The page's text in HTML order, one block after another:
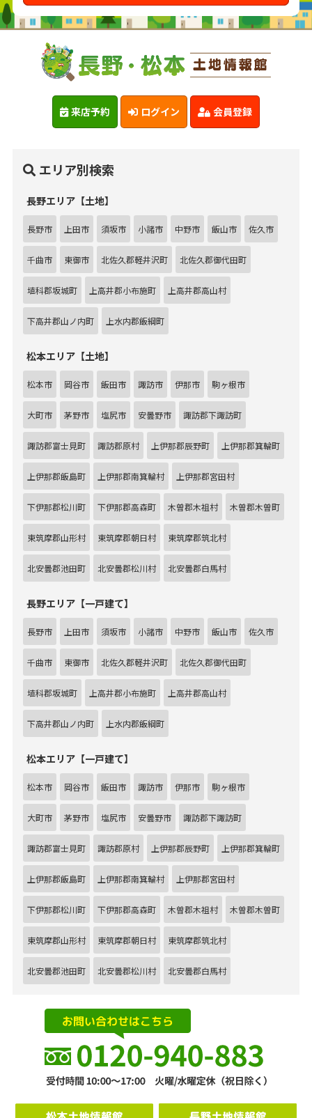
来店予約 ログイン 会員登録
エリア別検索
長野エリア【土地】
長野市 上田市 須坂市 小諸市 中野市 飯山市 佐久市
千曲市 東御市 北佐久郡軽井沢町 北佐久郡御代田町
埴科郡坂城町 上高井郡小布施町 上高井郡高山村
下高井郡山ノ内町 上水内郡飯綱町
松本エリア【土地】
松本市 岡谷市 飯田市 諏訪市 伊那市 駒ヶ根市
大町市 茅野市 塩尻市 安曇野市 諏訪郡下諏訪町
諏訪郡富士見町 諏訪郡原村 上伊那郡辰野町 上伊那郡箕輪町
上伊那郡飯島町 上伊那郡南箕輪村 上伊那郡宮田村
下伊那郡松川町 下伊那郡高森町 木曽郡木祖村 木曽郡木曽町
東筑摩郡山形村 東筑摩郡朝日村 東筑摩郡筑北村
北安曇郡池田町 北安曇郡松川村 北安曇郡白馬村
長野エリア【一戸建て】
長野市 上田市 須坂市 小諸市 中野市 飯山市 佐久市
千曲市 東御市 北佐久郡軽井沢町 北佐久郡御代田町
埴科郡坂城町 上高井郡小布施町 上高井郡高山村
下高井郡山ノ内町 上水内郡飯綱町
松本エリア【一戸建て】
松本市 岡谷市 飯田市 諏訪市 伊那市 駒ヶ根市
大町市 茅野市 塩尻市 安曇野市 諏訪郡下諏訪町
諏訪郡富士見町 諏訪郡原村 上伊那郡辰野町 上伊那郡箕輪町
上伊那郡飯島町 上伊那郡南箕輪村 上伊那郡宮田村
下伊那郡松川町 下伊那郡高森町 木曽郡木祖村 木曽郡木曽町
東筑摩郡山形村 東筑摩郡朝日村 東筑摩郡筑北村
北安曇郡池田町 北安曇郡松川村 北安曇郡白馬村